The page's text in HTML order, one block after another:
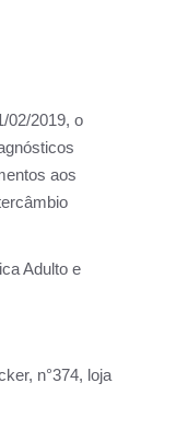
02/2019, o
aos
Adulto e
n°374, loja